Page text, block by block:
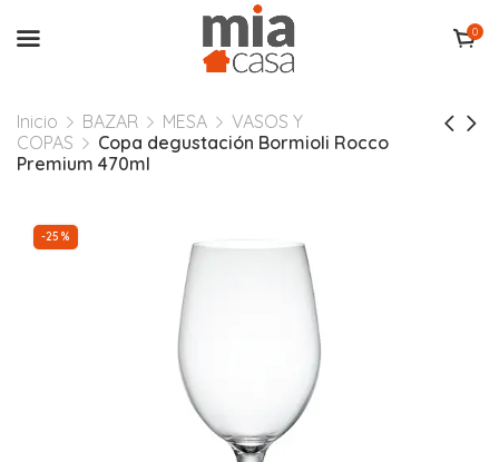
0
Inicio BAZAR MESA
VASOS Y
COPAS
Copa degustación Bormioli Rocco
Premium 470ml
-25%